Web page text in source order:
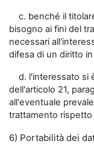
c. benché il
bisogno ai fini del
necessari
difesa di un diritto
d. l'interessato si
dell'articolo 21,
all'eventuale
trattamento
6) Portabilità dei